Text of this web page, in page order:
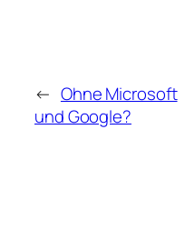
← Ohne Microsoft
und Google?